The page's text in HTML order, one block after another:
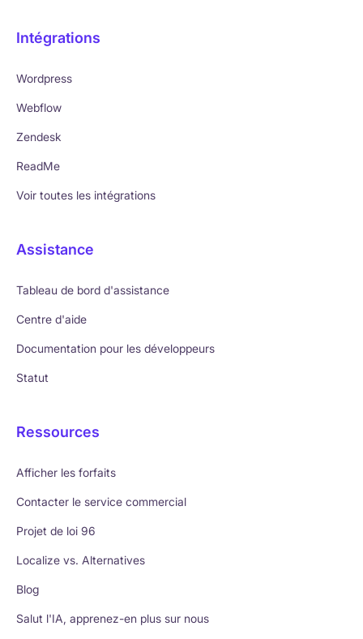
Intégrations
Wordpress
Webflow
Zendesk
ReadMe
Voir toutes les intégrations
Assistance
Tableau de bord d'assistance
Centre d'aide
Documentation pour les développeurs
Statut
Ressources
Afficher les forfaits
Contacter le service commercial
Projet de loi 96
Localize vs. Alternatives
Blog
Salut l'IA, apprenez-en plus sur nous